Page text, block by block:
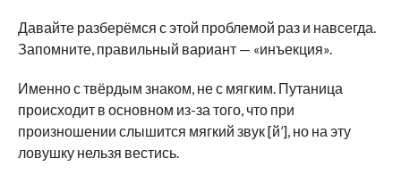
Давайте разберёмся с этой проблемой раз и навсегда.
Запомните, правильный вариант — «инъекция».
Именно с твёрдым знаком, не с мягким. Путаница
происходит в основном из-за того, что при
произношении слышится мягкий звук [й’], но на эту
ловушку нельзя вестись.